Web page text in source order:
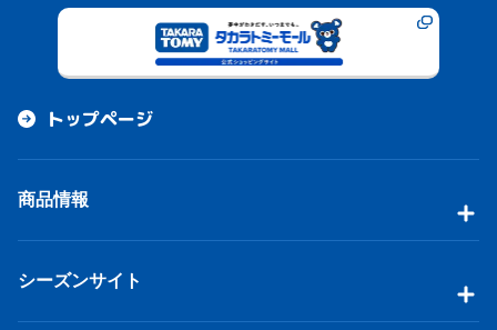
トップページ
商品情報
シーズンサイト